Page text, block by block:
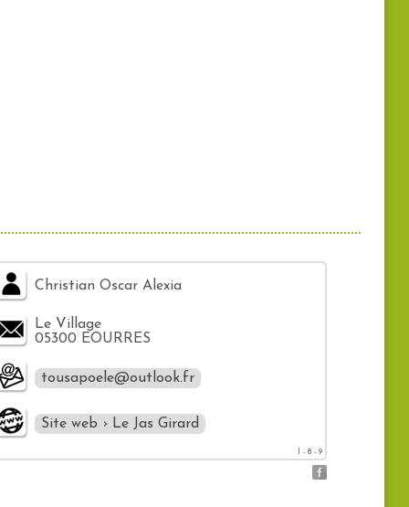
Christian Oscar Alexia
Le Village
05300 EOURRES
tousapoele@outlook.fr
Site web › Le Jas Girard
l - 8 - 9